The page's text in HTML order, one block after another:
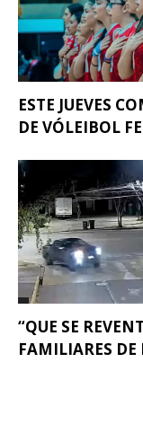
ESTE JUEVES
DE VÓLEIBOL
“QUE SE
FAMILIARES